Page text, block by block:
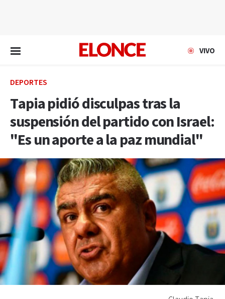
VIVO
DEPORTES
Tapia pidió disculpas tras la
suspensión del partido con Israel:
"Es un aporte a la paz mundial"